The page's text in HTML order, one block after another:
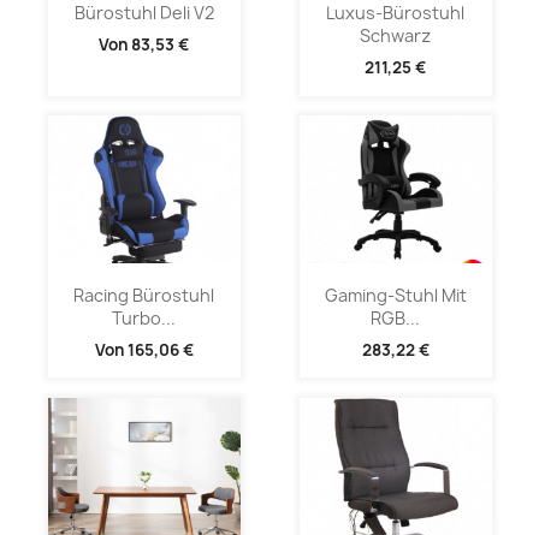
Bürostuhl Deli V2
Von 83,53 €
Luxus-Bürostuhl
Schwarz
211,25 €
Racing Bürostuhl
Turbo...
Von165,06 €
Gaming-Stuhl Mit
RGB...
283,22 €